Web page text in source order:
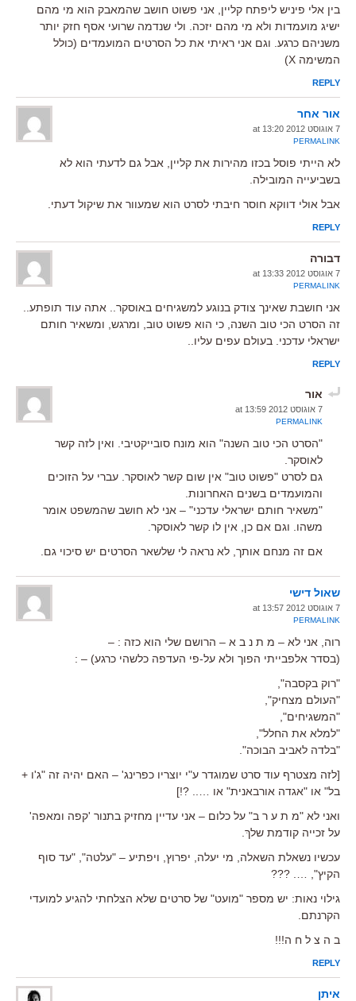
בין אלי פיניש ליפתח קליין, אני פשוט חושב שהמאבק הוא מי מהם
ישיג מועמדות ולא מי מהם יזכה. ולי שנדמה שרועי אסף חזק יותר
משניהם כרגע. וגם אני ראיתי את כל הסרטים המועמדים (כולל
המשימה X)
REPLY
אור אחר
7 אוגוסט 2012 at 13:20
PERMALINK
לא הייתי פוסל בכזו מהירות את קליין, אבל גם לדעתי הוא לא
בשביעייה המובילה.
אבל אולי דווקא חוסר חיבתי לסרט הוא שמעוור את שיקול דעתי.
REPLY
דבורה
7 אוגוסט 2012 at 13:33
PERMALINK
אני חושבת שאינך צודק בנוגע למשגיחים באוסקר.. אתה עוד תופתע..
זה הסרט הכי טוב השנה, כי הוא פשוט טוב, ומרגש, ומשאיר חותם
ישראלי עדכני. בעולם עפים עליו..
REPLY
אור
7 אוגוסט 2012 at 13:59
PERMALINK
"הסרט הכי טוב השנה" הוא מונח סובייקטיבי. ואין לזה קשר
לאוסקר.
גם לסרט "פשוט טוב" אין שום קשר לאוסקר. עברי על הזוכים
והמועמדים בשנים האחרונות.
"משאיר חותם ישראלי עדכני" – אני לא חושב שהמשפט אומר
משהו. וגם אם כן, אין לו קשר לאוסקר.
אם זה מנחם אותך, לא נראה לי שלשאר הסרטים יש סיכוי גם.
שאול דישי
7 אוגוסט 2012 at 13:57
PERMALINK
רוה, אני לא – מ ת נ ב א – הרושם שלי הוא כזה : –
(בסדר אלפבייתי הפוך ולא על-פי העדפה כלשהי כרגע) – :
"רוק בקסבה",
"העולם מצחיק",
"המשגיחים",
"למלא את החלל",
"בלדה לאביב הבוכה".
[לזה מצטרף עוד סרט שמוגדר ע"י יוצריו כפרינג' – האם יהיה זה "ג'ו +
בל" או "אגדה אורבאנית" או ….. ?!]
ואני לא "מ ת ע ר ב" על כלום – אני עדיין מחזיק בתנור 'קפה ומאפה'
על זכייה קודמת שלךּ.
עכשיו נשאלת השאלה, מי יעלה, יפרוץ, ויפתיע – "עלטה", "עד סוף
הקיץ", …. ???
גילוי נאות: יש מספר "מועט" של סרטים שלא הצלחתי להגיע למועדי
הקרנתם.
ב ה צ ל ח ה!!!
REPLY
איתן